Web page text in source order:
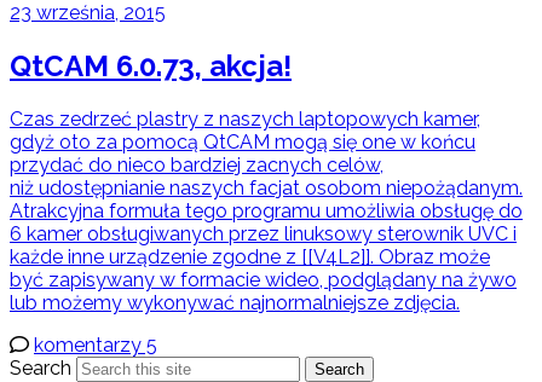
23 września, 2015
QtCAM 6.0.73, akcja!
Czas zedrzeć plastry z naszych laptopowych kamer,
gdyż oto za pomocą QtCAM mogą się one w końcu
przydać do nieco bardziej zacnych celów,
niż udostępnianie naszych facjat osobom niepożądanym.
Atrakcyjna formuła tego programu umożliwia obsługę do
6 kamer obsługiwanych przez linuksowy sterownik UVC i
każde inne urządzenie zgodne z [[V4L2]]. Obraz może
być zapisywany w formacie wideo, podglądany na żywo
lub możemy wykonywać najnormalniejsze zdjęcia.
komentarzy 5
Search
Search